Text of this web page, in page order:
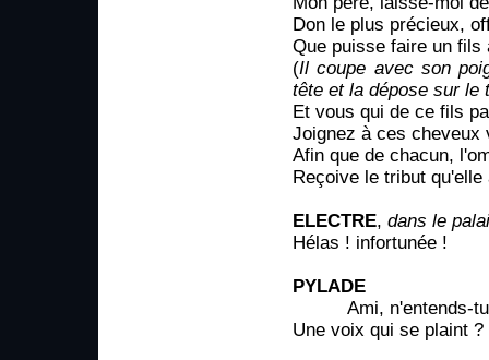
Don le plus précieux,
Que puisse faire un fils
(Il coupe avec son
tête et la dépose sur le
Et vous qui de ce fils
Joignez à ces
Afin que de chacun,
Reçoive le tribut
ELECTRE, dans le
Hélas ! infortunée !
PYLADE
Ami, n'entends-tu
Une voix qui se plaint ?